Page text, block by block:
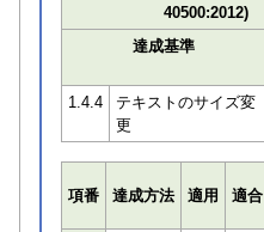
40500:2012)
達成基準
1.4.4
テキストのサイズ変
更
項番 達成方法 適用 適合